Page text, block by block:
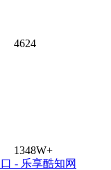
4624
1348W+